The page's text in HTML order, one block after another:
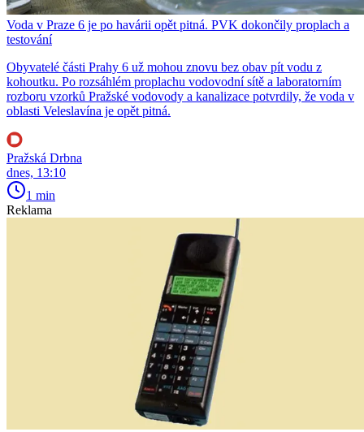
Voda v Praze 6 je po havárii opět pitná. PVK dokončily proplach a
testování
Obyvatelé části Prahy 6 už mohou znovu bez obav pít vodu z
kohoutku. Po rozsáhlém proplachu vodovodní sítě a laboratorním
rozboru vzorků Pražské vodovody a kanalizace potvrdily, že voda v
oblasti Veleslavína je opět pitná.
Pražská Drbna
dnes, 13:10
1 min
Reklama